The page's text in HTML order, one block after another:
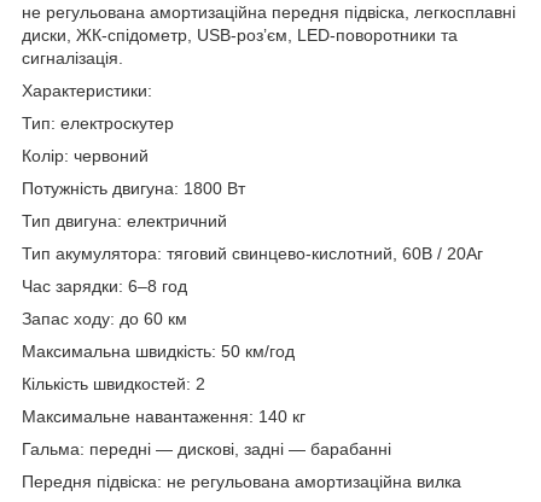
не регульована амортизаційна передня підвіска, легкосплавні
диски, ЖК-спідометр, USB-роз’єм, LED-поворотники та
сигналізація.
Характеристики:
Тип: електроскутер
Колір: червоний
Потужність двигуна: 1800 Вт
Тип двигуна: електричний
Тип акумулятора: тяговий свинцево-кислотний, 60В / 20Аг
Час зарядки: 6–8 год
Запас ходу: до 60 км
Максимальна швидкість: 50 км/год
Кількість швидкостей: 2
Максимальне навантаження: 140 кг
Гальма: передні — дискові, задні — барабанні
Передня підвіска: не регульована амортизаційна вилка